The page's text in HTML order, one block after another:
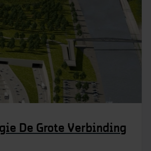
De Grote Verbinding